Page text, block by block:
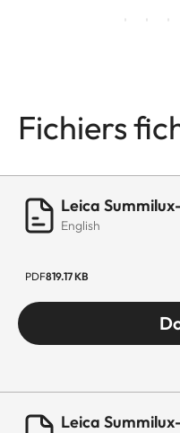
Fichiers
Leica
English
PDF819.17 KB
Leica